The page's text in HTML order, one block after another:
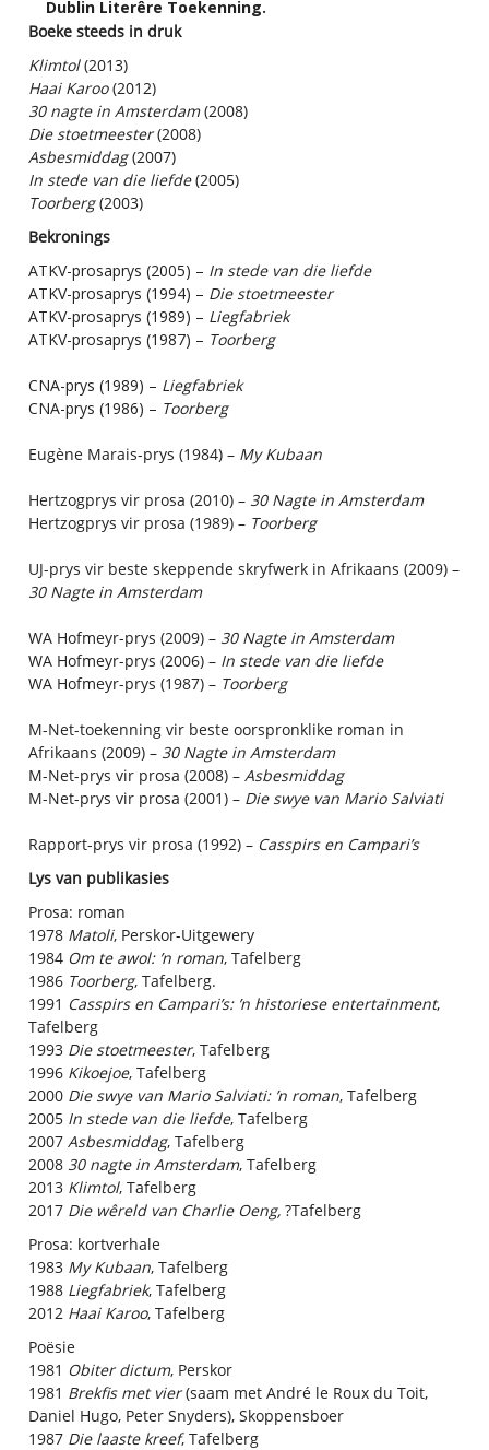
Dublin Literêre Toekenning.
Boeke steeds in druk
Klimtol(2013)
Haai Karoo(2012)
30 nagte in Amsterdam(2008)
Die stoetmeester(2008)
Asbesmiddag(2007)
In stede van die liefde(2005)
Toorberg(2003)
Bekronings
ATKV-prosaprys (2005) – In stede van die liefde
ATKV-prosaprys (1994) – Die stoetmeester
ATKV-prosaprys (1989) – Liegfabriek
ATKV-prosaprys (1987) – Toorberg
CNA-prys (1989) – Liegfabriek
CNA-prys (1986) – Toorberg
Eugène Marais-prys (1984) – My Kubaan
Hertzogprys vir prosa (2010) – 30 Nagte in Amsterdam
Hertzogprys vir prosa (1989) – Toorberg
UJ-prys vir beste skeppende skryfwerk in Afrikaans (2009) –
30 Nagte in Amsterdam
WA Hofmeyr-prys (2009) – 30 Nagte in Amsterdam
WA Hofmeyr-prys (2006) – In stede van die liefde
WA Hofmeyr-prys (1987) – Toorberg
M-Net-toekenning vir beste oorspronklike roman in
Afrikaans (2009) – 30 Nagte in Amsterdam
M-Net-prys vir prosa (2008) – Asbesmiddag
M-Net-prys vir prosa (2001) – Die swye van Mario Salviati
Rapport-prys vir prosa (1992) – Casspirs en Campari’s
Lys van publikasies
Prosa: roman
1978 Matoli, Perskor-Uitgewery
1984 Om te awol: ’n roman, Tafelberg
1986 Toorberg, Tafelberg.
1991 Casspirs en Campari’s: ’n historiese entertainment,
Tafelberg
1993 Die stoetmeester, Tafelberg
1996 Kikoejoe, Tafelberg
2000 Die swye van Mario Salviati: ’n roman, Tafelberg
2005 In stede van die liefde, Tafelberg
2007 Asbesmiddag, Tafelberg
2008 30 nagte in Amsterdam, Tafelberg
2013 Klimtol, Tafelberg
2017 Die wêreld van Charlie Oeng,?Tafelberg
Prosa: kortverhale
1983 My Kubaan, Tafelberg
1988 Liegfabriek, Tafelberg
2012 Haai Karoo, Tafelberg
Poësie
1981 Obiter dictum, Perskor
1981 Brekfis met vier(saam met André le Roux du Toit,
Daniel Hugo, Peter Snyders), Skoppensboer
1987 Die laaste kreef, Tafelberg